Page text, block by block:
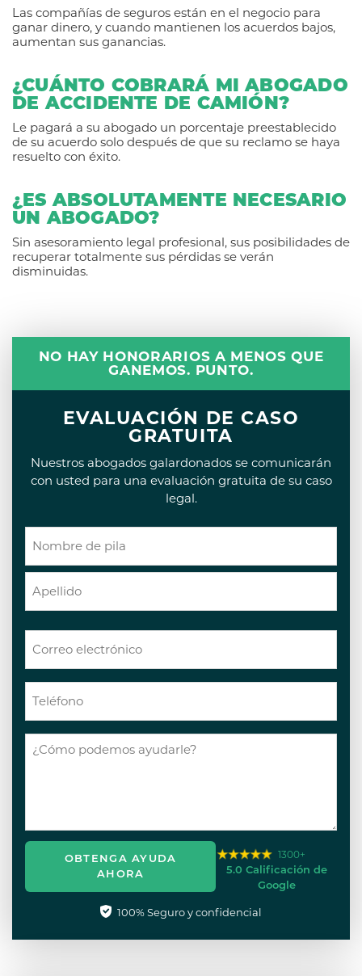
Las compañías de seguros están en el negocio para
ganar dinero, y cuando mantienen los acuerdos bajos,
aumentan sus ganancias.
¿CUÁNTO COBRARÁ MI ABOGADO
DE ACCIDENTE DE CAMIÓN?
Le pagará a su abogado un porcentaje preestablecido
de su acuerdo solo después de que su reclamo se haya
resuelto con éxito.
¿ES ABSOLUTAMENTE NECESARIO
UN ABOGADO?
Sin asesoramiento legal profesional, sus posibilidades de
recuperar totalmente sus pérdidas se verán
disminuidas.
NO HAY HONORARIOS A MENOS QUE
GANEMOS. PUNTO.
EVALUACIÓN DE CASO
GRATUITA
Nuestros abogados galardonados se comunicarán
con usted para una evaluación gratuita de su caso
legal.
OBTENGA AYUDA
AHORA
1300+
5.0 Calificación de
Google
100% Seguro y confidencial